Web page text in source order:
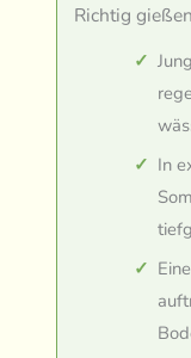
Richtig gießen
In